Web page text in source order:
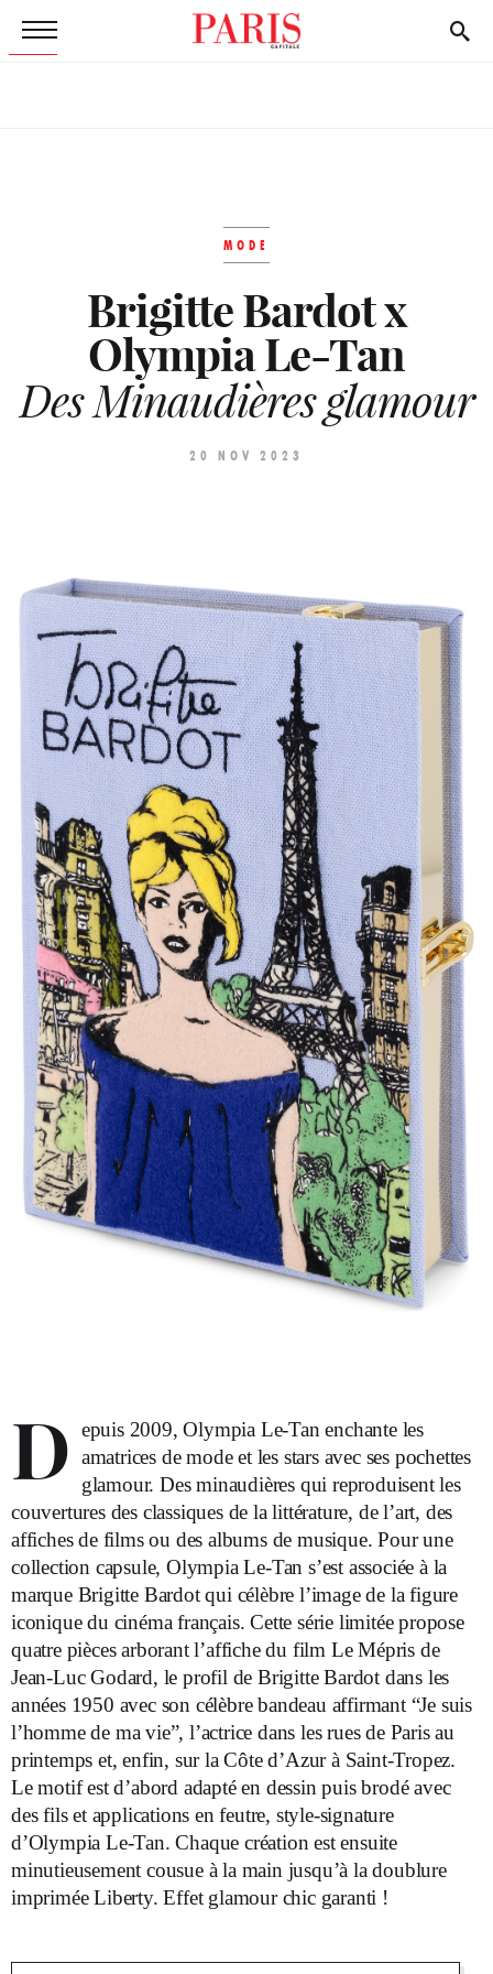
MODE
Brigitte Bardot x
Olympia Le-Tan
Des Minaudières glamour
20 NOV 2023
D epuis 2009, Olympia Le-Tan enchante les
amatrices de mode et les stars avec ses pochettes
glamour. Des minaudières qui reproduisent les
couvertures des classiques de la littérature, de l’art, des
affiches de films ou des albums de musique. Pour une
collection capsule, Olympia Le-Tan s’est associée à la
marque Brigitte Bardot qui célèbre l’image de la figure
iconique du cinéma français. Cette série limitée propose
quatre pièces arborant l’affiche du film Le Mépris de
Jean-Luc Godard, le profil de Brigitte Bardot dans les
années 1950 avec son célèbre bandeau affirmant “Je suis
l’homme de ma vie”, l’actrice dans les rues de Paris au
printemps et, enfin, sur la Côte d’Azur à Saint-Tropez.
Le motif est d’abord adapté en dessin puis brodé avec
des fils et applications en feutre, style-signature
d’Olympia Le-Tan. Chaque création est ensuite
minutieusement cousue à la main jusqu’à la doublure
imprimée Liberty. Effet glamour chic garanti !